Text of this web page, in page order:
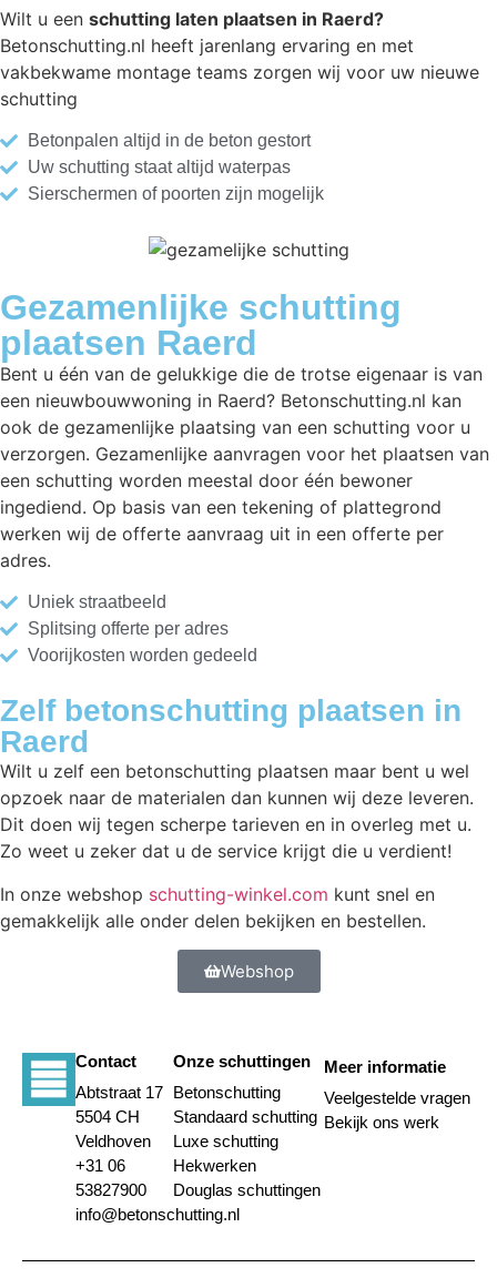
Wilt u een schutting laten plaatsen in Raerd?
Betonschutting.nl heeft jarenlang ervaring en met
vakbekwame montage teams zorgen wij voor uw nieuwe
schutting
Betonpalen altijd in de beton gestort
Uw schutting staat altijd waterpas
Sierschermen of poorten zijn mogelijk
Gezamenlijke schutting
plaatsen Raerd
Bent u één van de gelukkige die de trotse eigenaar is van
een nieuwbouwwoning in Raerd? Betonschutting.nl kan
ook de gezamenlijke plaatsing van een schutting voor u
verzorgen. Gezamenlijke aanvragen voor het plaatsen van
een schutting worden meestal door één bewoner
ingediend. Op basis van een tekening of plattegrond
werken wij de offerte aanvraag uit in een offerte per
adres.
Uniek straatbeeld
Splitsing offerte per adres
Voorijkosten worden gedeeld
Zelf betonschutting plaatsen in
Raerd
Wilt u zelf een betonschutting plaatsen maar bent u wel
opzoek naar de materialen dan kunnen wij deze leveren.
Dit doen wij tegen scherpe tarieven en in overleg met u.
Zo weet u zeker dat u de service krijgt die u verdient!
In onze webshop schutting-winkel.com kunt snel en
gemakkelijk alle onder delen bekijken en bestellen.
Webshop
Contact
Abtstraat 17
5504 CH
Veldhoven
+31 06
53827900
info@betonschutting.nl
Onze schuttingen
Betonschutting
Standaard schutting
Luxe schutting
Hekwerken
Douglas schuttingen
Meer informatie
Veelgestelde vragen
Bekijk ons werk